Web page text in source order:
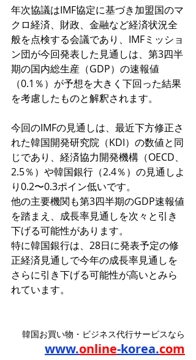
年次協議はIMF協定に基づき加盟国のマ
クロ経済、財政、金融など経済状況全
般を点検する会議であり、IMFミッショ
ン団が今回発表した見通しは、第3四半
期の国内総生産（GDP）の速報値
（0.1％）が予想を大きく下回った結果
を考慮したものと解釈されます。
今回のIMFの見通しは、最近下方修正さ
れた韓国開発研究院（KDI）の数値と同
じであり、経済協力開発機構（OECD、
2.5％）や韓国銀行（2.4％）の見通しよ
り0.2〜0.3ポイン低いです。
他の主要機関も第3四半期のGDP速報値
を踏まえ、成長率見通しを次々と引き
下げる可能性があります。
特に韓国銀行は、28日に発表予定の修
正経済見通しで今年の成長率見通しを
さらに引き下げる可能性が高いとみら
れています。
韓国お買い物・ビジネス代行サービスなら
www.online-korea.com